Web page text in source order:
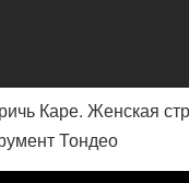
Каре. Женская
Тондео